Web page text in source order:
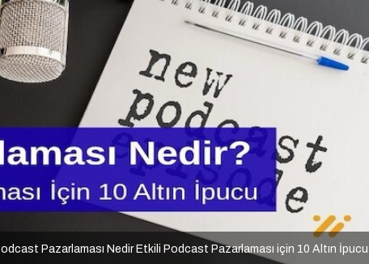
Pazarlaması Nedir Etkili Podcast Pazarlaması için 10 Altın İpucu